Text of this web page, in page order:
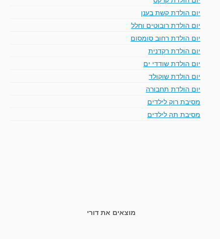
יום הולדת קשת בענן
יום הולדת רובוטים וחלל
יום הולדת רחוב סומסום
יום הולדת רקדנית
יום הולדת שודדי ים
יום הולדת שוקולד
יום הולדת תחבורה
מסיבת רוק לילדים
מסיבת תה לילדים
מוצאים את דורי